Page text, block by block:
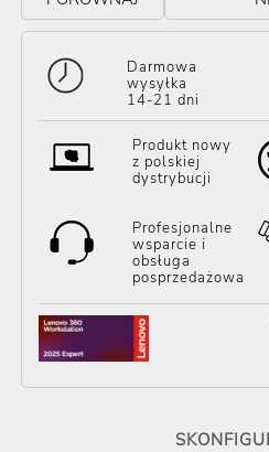
Darmowa
wysyłka
14-21 dni
Produkt nowy
z polskiej
dystrybucji
Profesjonalne
wsparcie i
obsługa
posprzedażowa